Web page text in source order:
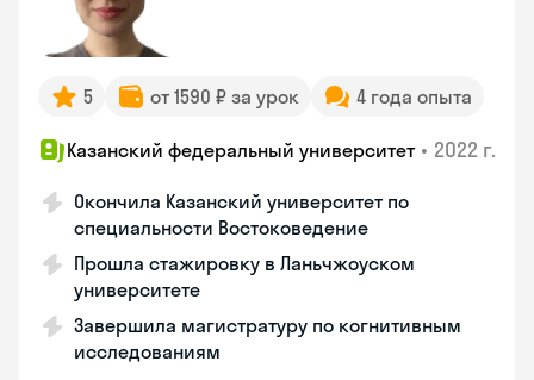
5 от 1590 ₽ за урок 4 года опыта
Казанский федеральный университет • 2022 г.
Окончила Казанский университет по
специальности Востоковедение
Прошла стажировку в Ланьчжоуском
университете
Завершила магистратуру по когнитивным
исследованиям